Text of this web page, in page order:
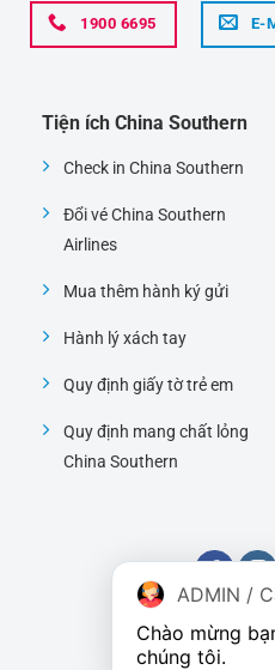
1900 6695 E-
Tiện ích China Southern
Check in China Southern
Đổi vé China Southern
Airlines
Mua thêm hành ký gửi
Hành lý xách tay
Quy định giấy tờ trẻ em
Quy định mang chất lỏng
China Southern
ADMIN /
Chào mừng
chúng tôi.